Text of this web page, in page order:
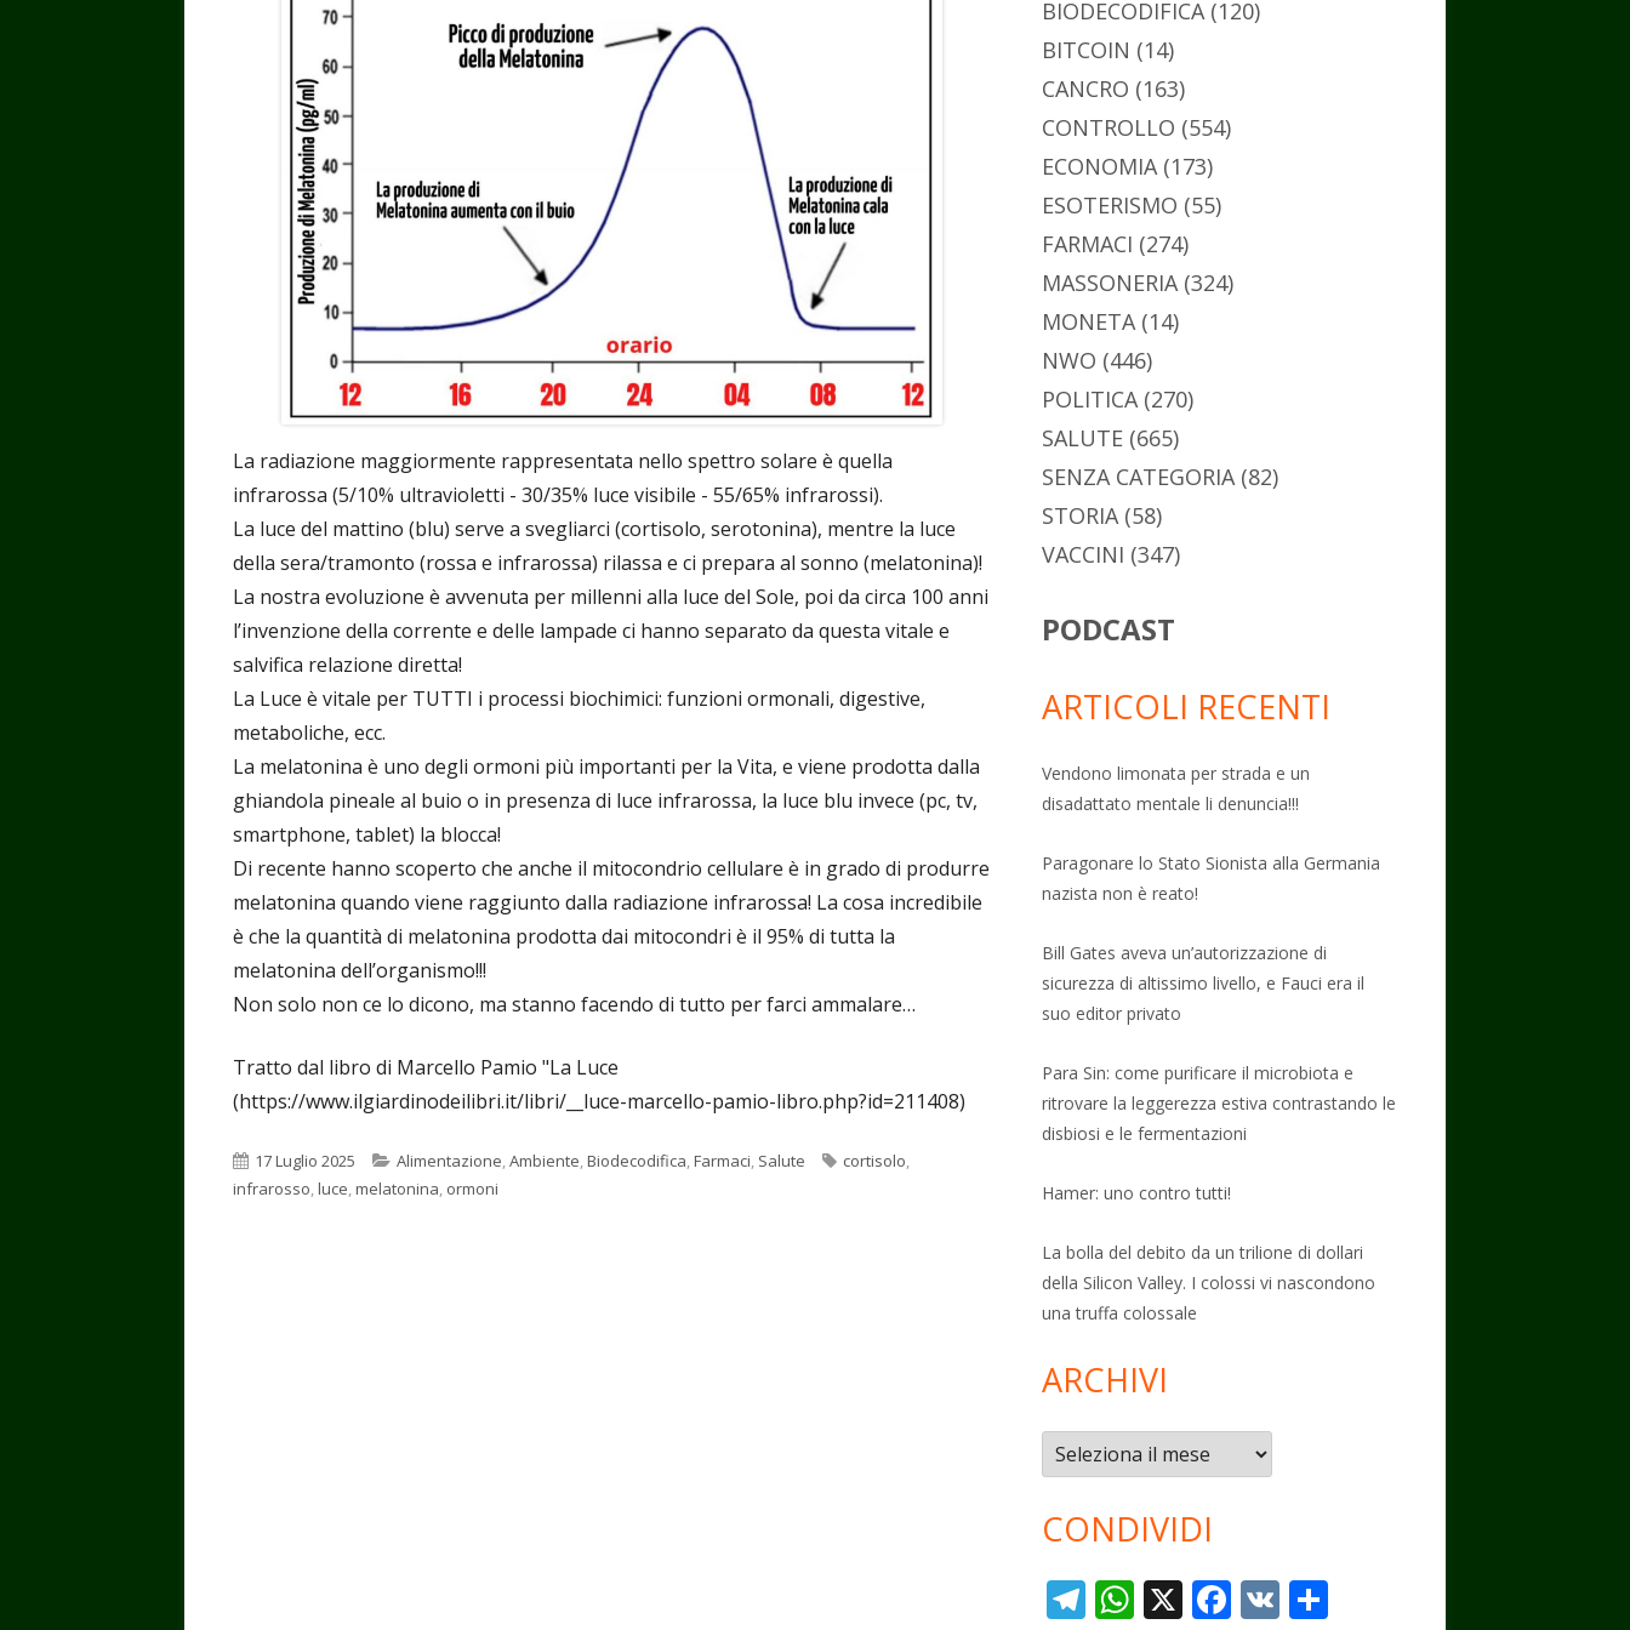
La radiazione maggiormente rappresentata nello spettro solare è quella
infrarossa (5/10% ultravioletti - 30/35% luce visibile - 55/65% infrarossi).
La luce del mattino (blu) serve a svegliarci (cortisolo, serotonina), mentre la luce
della sera/tramonto (rossa e infrarossa) rilassa e ci prepara al sonno (melatonina)!
La nostra evoluzione è avvenuta per millenni alla luce del Sole, poi da circa 100 anni
l’invenzione della corrente e delle lampade ci hanno separato da questa vitale e
salvifica relazione diretta!
La Luce è vitale per TUTTI i processi biochimici: funzioni ormonali, digestive,
metaboliche, ecc.
La melatonina è uno degli ormoni più importanti per la Vita, e viene prodotta dalla
ghiandola pineale al buio o in presenza di luce infrarossa, la luce blu invece (pc, tv,
smartphone, tablet) la blocca!
Di recente hanno scoperto che anche il mitocondrio cellulare è in grado di produrre
melatonina quando viene raggiunto dalla radiazione infrarossa! La cosa incredibile
è che la quantità di melatonina prodotta dai mitocondri è il 95% di tutta la
melatonina dell’organismo!!!
Non solo non ce lo dicono, ma stanno facendo di tutto per farci ammalare…
Tratto dal libro di Marcello Pamio "La Luce
(https://www.ilgiardinodeilibri.it/libri/__luce-marcello-pamio-libro.php?id=211408)
Pubblicato
17 Luglio 2025 Categorie
Alimentazione,Ambiente,Biodecodifica,Farmaci, Salute Tag
cortisolo,
infrarosso,luce,melatonina, ormoni
BIODECODIFICA(120)
BITCOIN (14)
CANCRO (163)
CONTROLLO (554)
ECONOMIA(173)
ESOTERISMO (55)
FARMACI (274)
MASSONERIA(324)
MONETA(14)
NWO (446)
POLITICA(270)
SALUTE (665)
SENZA CATEGORIA(82)
STORIA(58)
VACCINI (347)
PODCAST
ARTICOLI RECENTI
Vendono limonata per strada e un
disadattato mentale li denuncia!!!
Paragonare lo Stato Sionista alla Germania
nazista non è reato!
Bill Gates aveva un’autorizzazione di
sicurezza di altissimo livello, e Fauci era il
suo editor privato
Para Sin: come purificare il microbiota e
ritrovare la leggerezza estiva contrastando le
disbiosi e le fermentazioni
Hamer: uno contro tutti!
La bolla del debito da un trilione di dollari
della Silicon Valley. I colossi vi nascondono
una truffa colossale
ARCHIVI
Archivi
CONDIVIDI
T W X F V